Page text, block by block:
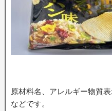
原材料名、アレルギー物質
などです。